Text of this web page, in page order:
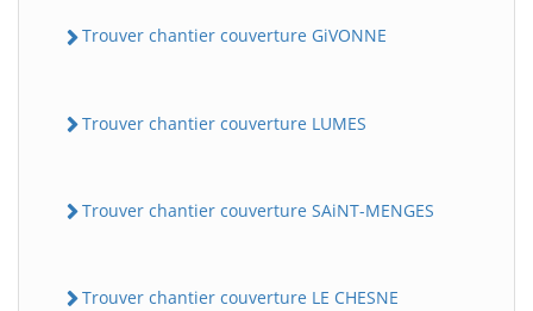
Trouver chantier couverture GiVONNE
Trouver chantier couverture LUMES
Trouver chantier couverture SAiNT-MENGES
Trouver chantier couverture LE CHESNE